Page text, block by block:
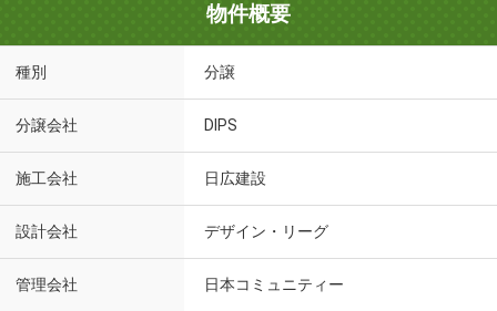
物件概要
種別 分譲
分譲会社 DIPS
施工会社 日広建設
設計会社 デザイン・リーグ
管理会社 日本コミュニティー